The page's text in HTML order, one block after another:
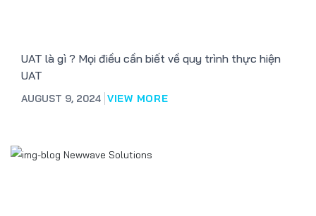
UAT là gì ? Mọi điều cần biết về quy trình thực hiện
UAT
AUGUST 9, 2024 VIEW MORE